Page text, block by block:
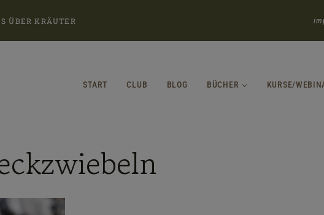
ÜBER KRÄUTER
START CLUB BLOG BÜCHER KURSE/